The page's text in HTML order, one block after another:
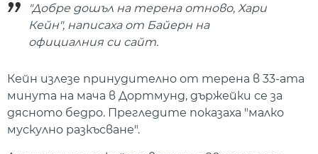
"Добре дошъл на терена отново, Хари
Кейн", написаха от Байерн на
официалния си сайт.
Кейн излезе принудително от терена в 33-ата
минута на мача в Дортмунд, държейки се за
дясното бедро. Прегледите показаха "малко
мускулно разкъсване".